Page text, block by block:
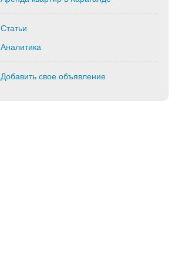
Статьи
Аналитика
Добавить свое объявление